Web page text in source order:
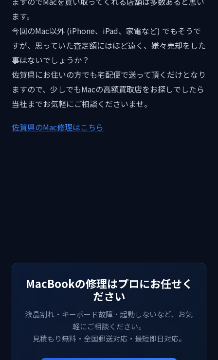
ます。
今回のMac以外 (iPhone、iPad、家電など) でもそうで
すが、思っていた査定額にはほど遠く、嫌々売却をした
事はないでしょうか？
佐賀県にお住いの方でも宅配便で送って頂くだけとなり
ますので、少しでもMacの高額買取店をお探しでしたら
当社までお気軽にご相談くださいませ。
佐賀県のMac修理はこちら
MacBookの修理はプロにお任せく
ださい
液晶割れ・キーボード故障・起動しないなど、お気
軽にご相談ください。
見積もり無料・全国郵送対応・最短即日対応。